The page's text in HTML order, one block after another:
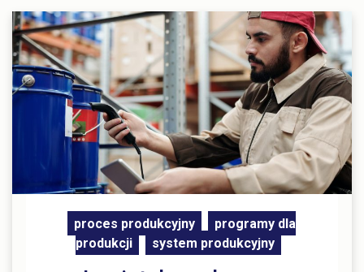
proces produkcyjny
programy dla
produkcji
system produkcyjny